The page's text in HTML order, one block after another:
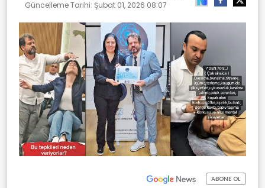
Güncelleme Tarihi: Şubat 01, 2026 08:07
ABONE OL